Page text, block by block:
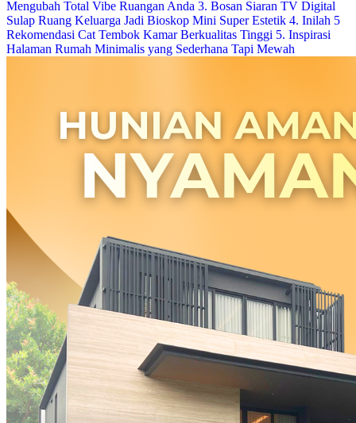
Mengubah Total Vibe Ruangan Anda 3. Bosan Siaran TV Digital
Sulap Ruang Keluarga Jadi Bioskop Mini Super Estetik 4. Inilah 5
Rekomendasi Cat Tembok Kamar Berkualitas Tinggi 5. Inspirasi
Halaman Rumah Minimalis yang Sederhana Tapi Mewah